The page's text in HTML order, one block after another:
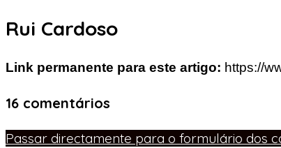
Rui Cardoso
Link permanente para este artigo: https://
16 comentários
Passar directamente para o formulário dos